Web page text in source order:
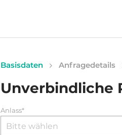
Basisdaten Anfragedetails
Unverbindliche
Anlass*